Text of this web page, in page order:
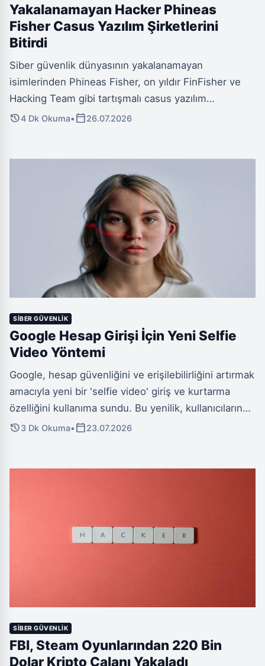
Yakalanamayan Hacker Phineas
Fisher Casus Yazılım Şirketlerini
Bitirdi
Siber güvenlik dünyasının yakalanamayan
isimlerinden Phineas Fisher, on yıldır FinFisher ve
Hacking Team gibi tartışmalı casus yazılım
üreticilerini hedef alıyor. 2014'teki ilk saldırısıyla
history4 Dk Okuma• calendar_today26.07.2026
SIBER GÜVENLIK
Google Hesap Girişi İçin Yeni Selfie
Video Yöntemi
Google, hesap güvenliğini ve erişilebilirliğini artırmak
amacıyla yeni bir 'selfie video' giriş ve kurtarma
özelliğini kullanıma sundu. Bu yenilik, kullanıcıların
yüz tanıma teknolojisiyle kimliklerini kanıtlayarak
history3 Dk Okuma• calendar_today23.07.2026
SIBER GÜVENLIK
FBI, Steam Oyunlarından 220 Bin
Dolar Kripto Çalanı Yakaladı